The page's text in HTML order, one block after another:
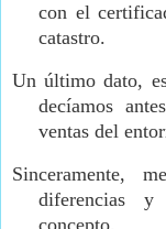
con el
catastro.
Un último dato,
decíamos
ventas del
Sinceramente,
diferencias
concepto.